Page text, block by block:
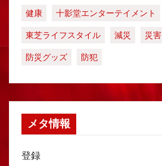
健康
十影堂エンターテイメント
東芝ライフスタイル
減災 災害
防災グッズ
防犯
メタ情報
登録